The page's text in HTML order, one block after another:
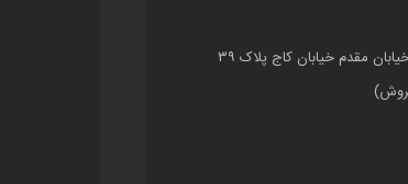
مقدم خیابان کاج پلاک ۳۹